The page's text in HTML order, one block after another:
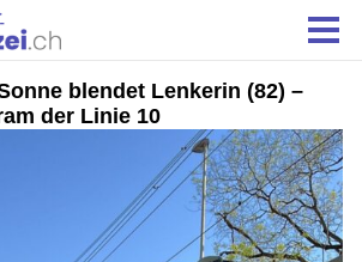
blendet Lenkerin (82) –
der Linie 10